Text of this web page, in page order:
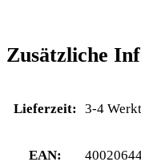
Zusätzliche
Lieferzeit: 3-4
EAN: